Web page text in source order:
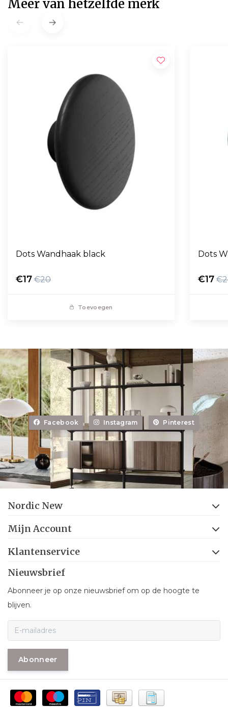
Meer van hetzelfde merk
Dots Wandhaak black
€17 €20
Toevoegen
Dots
€17
Facebook Instagram Pinterest
Nordic New
Mijn Account
Klantenservice
Nieuwsbrief
Abonneer je op onze nieuwsbrief om op de hoogte te
blijven.
Abonneer